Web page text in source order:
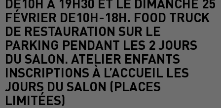
FÉVRIER DE10H-18H. FOOD TRUCK
DE RESTAURATION SUR LE
PARKING PENDANT LES 2 JOURS
DU SALON. ATELIER ENFANTS
INSCRIPTIONS À L’ACCUEIL LES
JOURS DU SALON (PLACES
LIMITÉES)